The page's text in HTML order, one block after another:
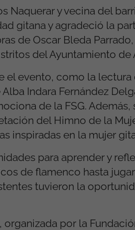
Naquerar y vecina del
gitana y agradeció la
de Oscar Bleda
del Ayuntamiento de
evento, como la lectura
Indara Fernández
de la FSG. Además,
del Himno de la
inspiradas en la mujer
para aprender y
de flamenco hasta
tuvieron la
por la